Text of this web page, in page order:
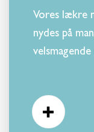
Vores lækre
nydes på